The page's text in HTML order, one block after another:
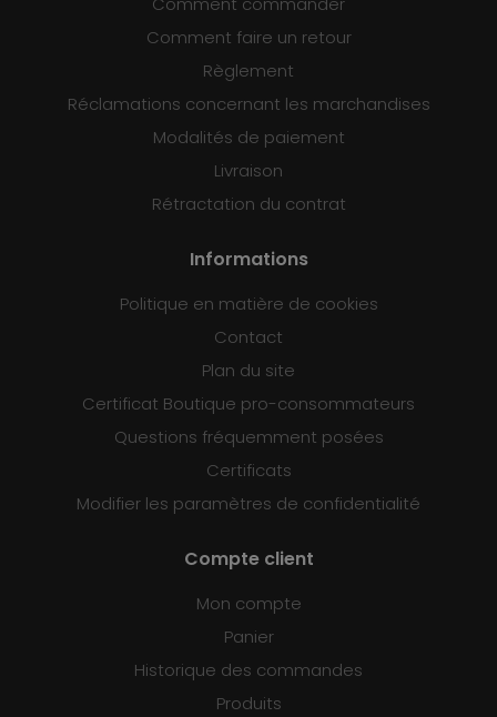
Comment faire un retour
Règlement
Réclamations concernant les marchandises
Modalités de paiement
Livraison
Rétractation du contrat
Informations
Politique en matière de cookies
Contact
Plan du site
Certificat Boutique pro-consommateurs
Questions fréquemment posées
Certificats
Modifier les paramètres de confidentialité
Compte client
Mon compte
Panier
Historique des commandes
Produits